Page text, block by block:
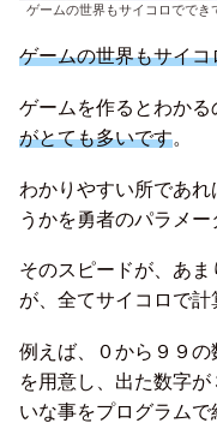
ゲームの世界もサイコロででき
ゲームの世界もサイ
ゲームを作るとわかる
がとても多いです。
わかりやすい所であ
うかを勇者のパラメー
そのスピードが、あ
が、全てサイコロで計
例えば、０から９９の
を用意し、出た数字
いな事をプログラムで